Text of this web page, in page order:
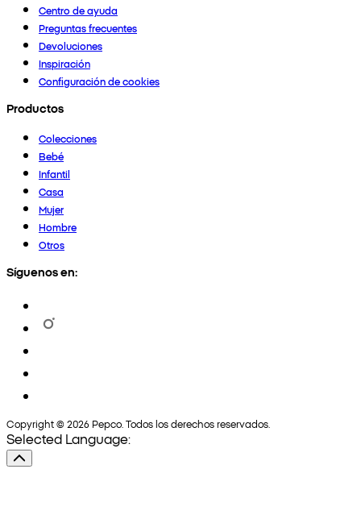
Centro de ayuda
Preguntas frecuentes
Devoluciones
Inspiración
Configuración de cookies
Productos
Colecciones
Bebé
Infantil
Casa
Mujer
Hombre
Otros
Síguenos en:
Copyright © 2026 Pepco. Todos los derechos reservados.
Selected Language: